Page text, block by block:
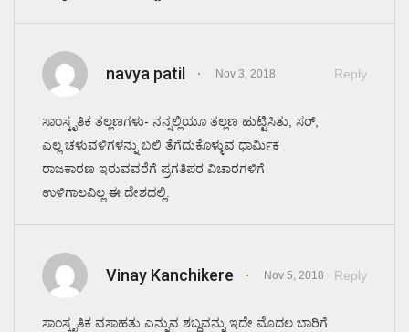
navya patil Nov 3, 2018 Reply
ಸಾಂಸ್ಕೃತಿಕ ತಲ್ಲಣಗಳು- ನನ್ನಲ್ಲಿಯೂ ತಲ್ಲಣ ಹುಟ್ಟಿಸಿತು, ಸರ್,
ಎಲ್ಲ ಚಳುವಳಿಗಳನ್ನು ಬಲಿ ತೆಗೆದುಕೊಳ್ಳುವ ಧಾರ್ಮಿಕ
ರಾಜಕಾರಣ ಇರುವವರೆಗೆ ಪ್ರಗತಿಪರ ವಿಚಾರಗಳಿಗೆ
ಉಳಿಗಾಲವಿಲ್ಲ ಈ ದೇಶದಲ್ಲಿ.
Vinay Kanchikere Nov 5, 2018 Reply
ಸಾಂಸ್ಕೃತಿಕ ವಸಾಹತು ಎನ್ನುವ ಶಬ್ದವನ್ನು ಇದೇ ಮೊದಲ ಬಾರಿಗೆ